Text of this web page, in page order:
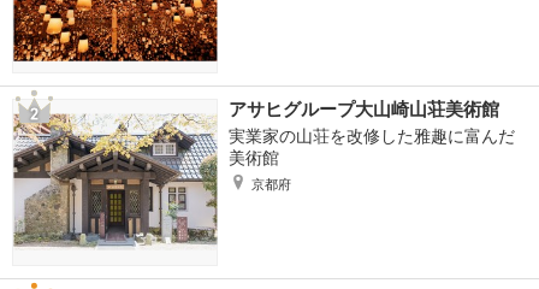
アサヒグループ大山崎山荘美術館
実業家の山荘を改修した雅趣に富んだ
美術館
京都府